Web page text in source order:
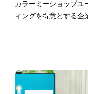
カラーミーショップユ
ィングを得意とする企